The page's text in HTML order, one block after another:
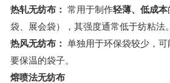
热轧无纺布： 常用于制作轻薄、低成本
袋、展会袋），其强度通常低于纺粘法。
热风无纺布： 单独用于环保袋较少，
要保温的袋子。
熔喷法无纺布